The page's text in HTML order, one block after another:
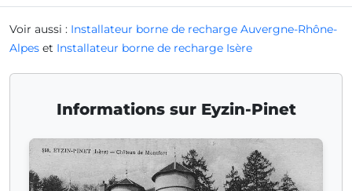
Voir aussi : Installateur borne de recharge Auvergne-Rhône-
Alpes et Installateur borne de recharge Isère
Informations sur Eyzin-Pinet